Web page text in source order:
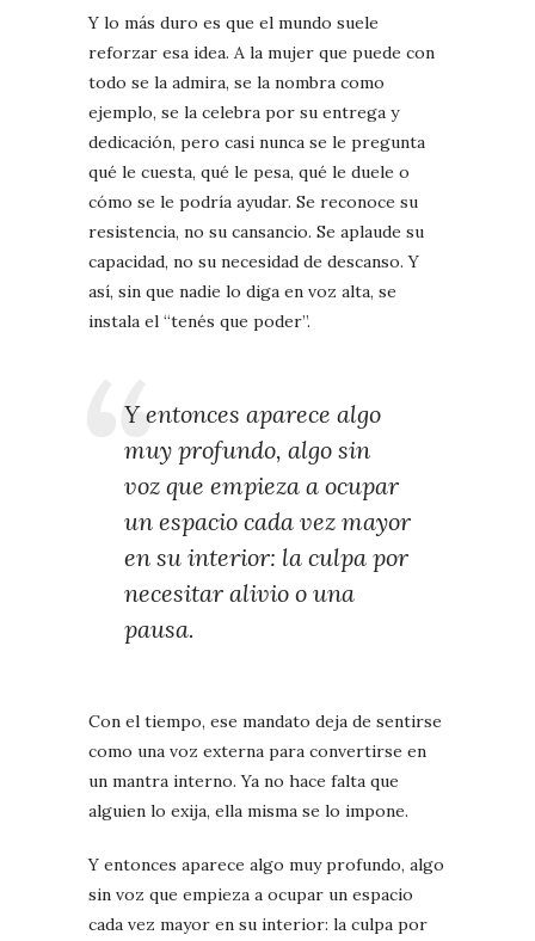
Y lo más duro es que el mundo suele
reforzar esa idea. A la mujer que puede con
todo se la admira, se la nombra como
ejemplo, se la celebra por su entrega y
dedicación, pero casi nunca se le pregunta
qué le cuesta, qué le pesa, qué le duele o
cómo se le podría ayudar. Se reconoce su
resistencia, no su cansancio. Se aplaude su
capacidad, no su necesidad de descanso. Y
así, sin que nadie lo diga en voz alta, se
instala el “tenés que poder”.
Y entonces aparece algo
muy profundo, algo sin
voz que empieza a ocupar
un espacio cada vez mayor
en su interior: la culpa por
necesitar alivio o una
pausa.
Con el tiempo, ese mandato deja de sentirse
como una voz externa para convertirse en
un mantra interno. Ya no hace falta que
alguien lo exija, ella misma se lo impone.
Y entonces aparece algo muy profundo, algo
sin voz que empieza a ocupar un espacio
cada vez mayor en su interior: la culpa por